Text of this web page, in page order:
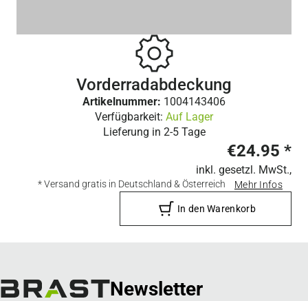
Vorderradabdeckung
Artikelnummer: 1004143406
Verfügbarkeit: Auf Lager
Lieferung in 2-5 Tage
€24.95 *
inkl. gesetzl. MwSt.,
* Versand gratis in Deutschland & Österreich Mehr Infos
In den Warenkorb
Newsletter